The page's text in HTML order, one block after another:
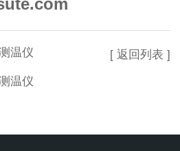
温仪
温仪
[ 返回列表 ]